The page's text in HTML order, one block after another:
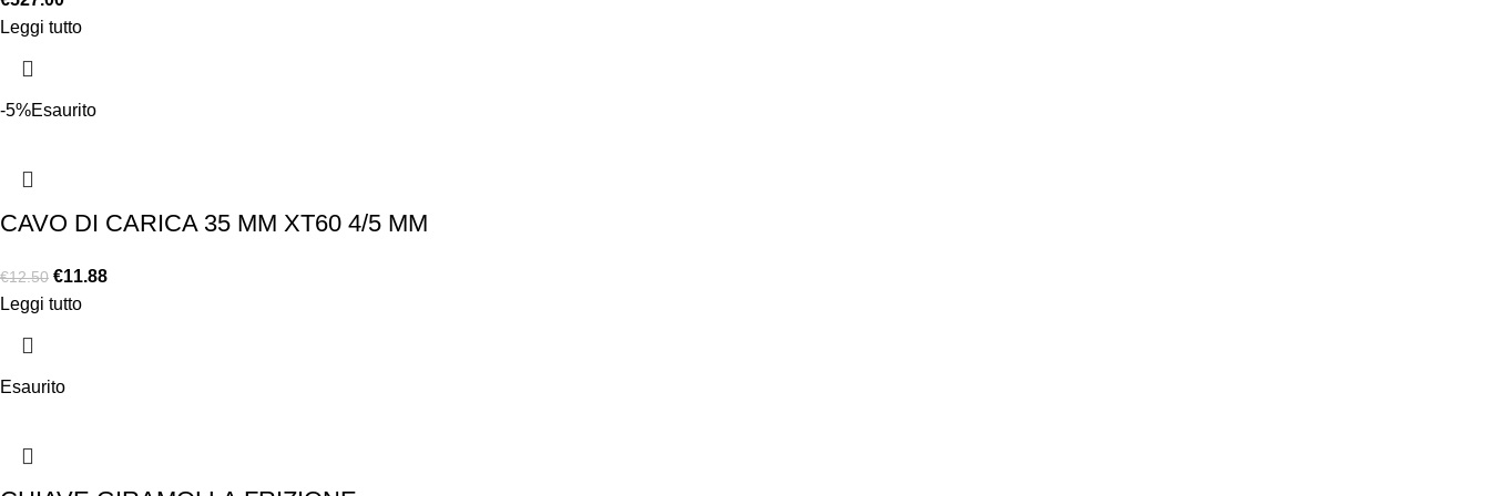
Leggi tutto
-5%Esaurito
CAVO DI CARICA 35 MM XT60 4/5 MM
€12.50 €11.88
Leggi tutto
Esaurito